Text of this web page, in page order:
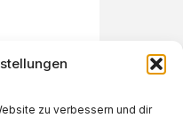
zu verbessern und dir